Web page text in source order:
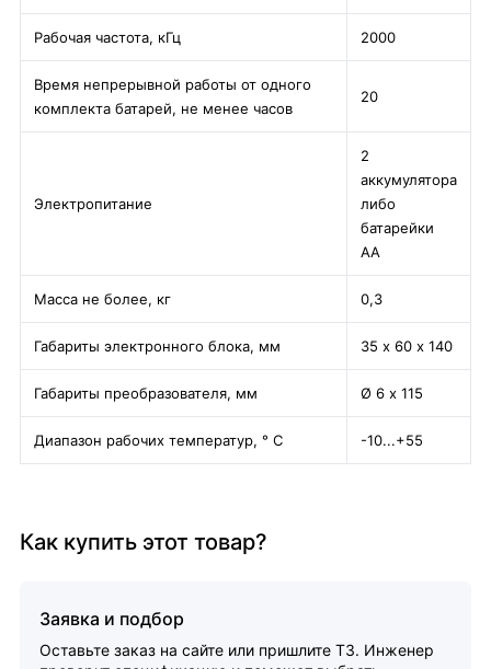
Рабочая частота, кГц 2000
Время непрерывной работы от одного
комплекта батарей, не менее часов
20
Электропитание
2
аккумулятора
либо
батарейки
АА
Масса не более, кг 0,3
Габариты электронного блока, мм 35 х 60 х 140
Габариты преобразователя, мм Ø 6 х 115
Диапазон рабочих температур, ° С -10...+55
Как купить этот товар?
Заявка и подбор
Оставьте заказ на сайте или пришлите ТЗ. Инженер